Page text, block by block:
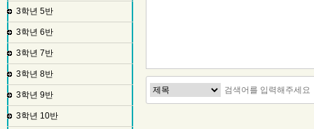
3학년 5반
3학년 6반
3학년 7반
3학년 8반
3학년 9반
3학년 10반